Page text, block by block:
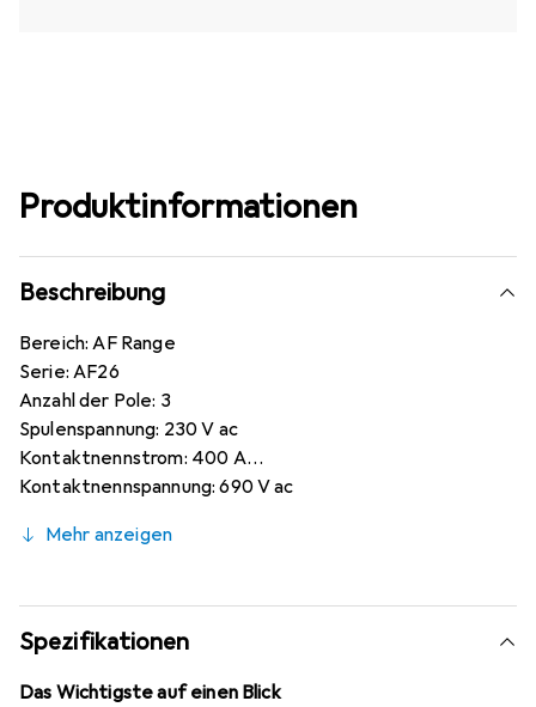
Produktinformationen
Beschreibung
Bereich: AF Range
Serie: AF26
Anzahl der Pole: 3
Spulenspannung: 230 V ac
Kontaktnennstrom: 400 A
Kontaktnennspannung: 690 V ac
Kontakt-Konfiguration: 3 Schliesser
Leistung: 140 kW
Anschlusstyp: Flach
Länge: 140 mm
Betriebstemperatur max.: +70 °C
Mehr anzeigen
Spezifikationen
Das Wichtigste auf einen Blick